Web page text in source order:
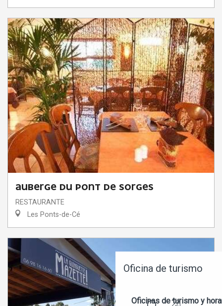
Oficina de turismo
Oficinas de turismo y
AUBERGE DU PONT DE SORGES
RESTAURANTE
Les Ponts-de-Cé